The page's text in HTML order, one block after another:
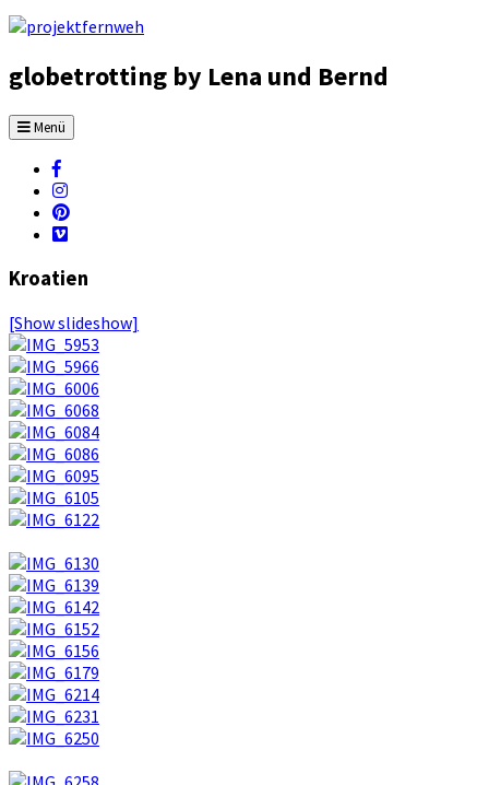
globetrotting by Lena und Bernd
Menü
Kroatien
[Show slideshow]